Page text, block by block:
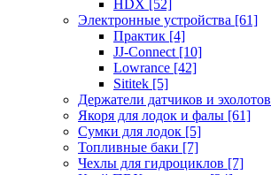
HDX [52]
Электронные устройства [61]
Практик [4]
JJ-Connect [10]
Lowrance [42]
Sititek [5]
Держатели датчиков и эхолотов
Якоря для лодок и фалы [61]
Сумки для лодок [5]
Топливные баки [7]
Чехлы для гидроциклов [7]